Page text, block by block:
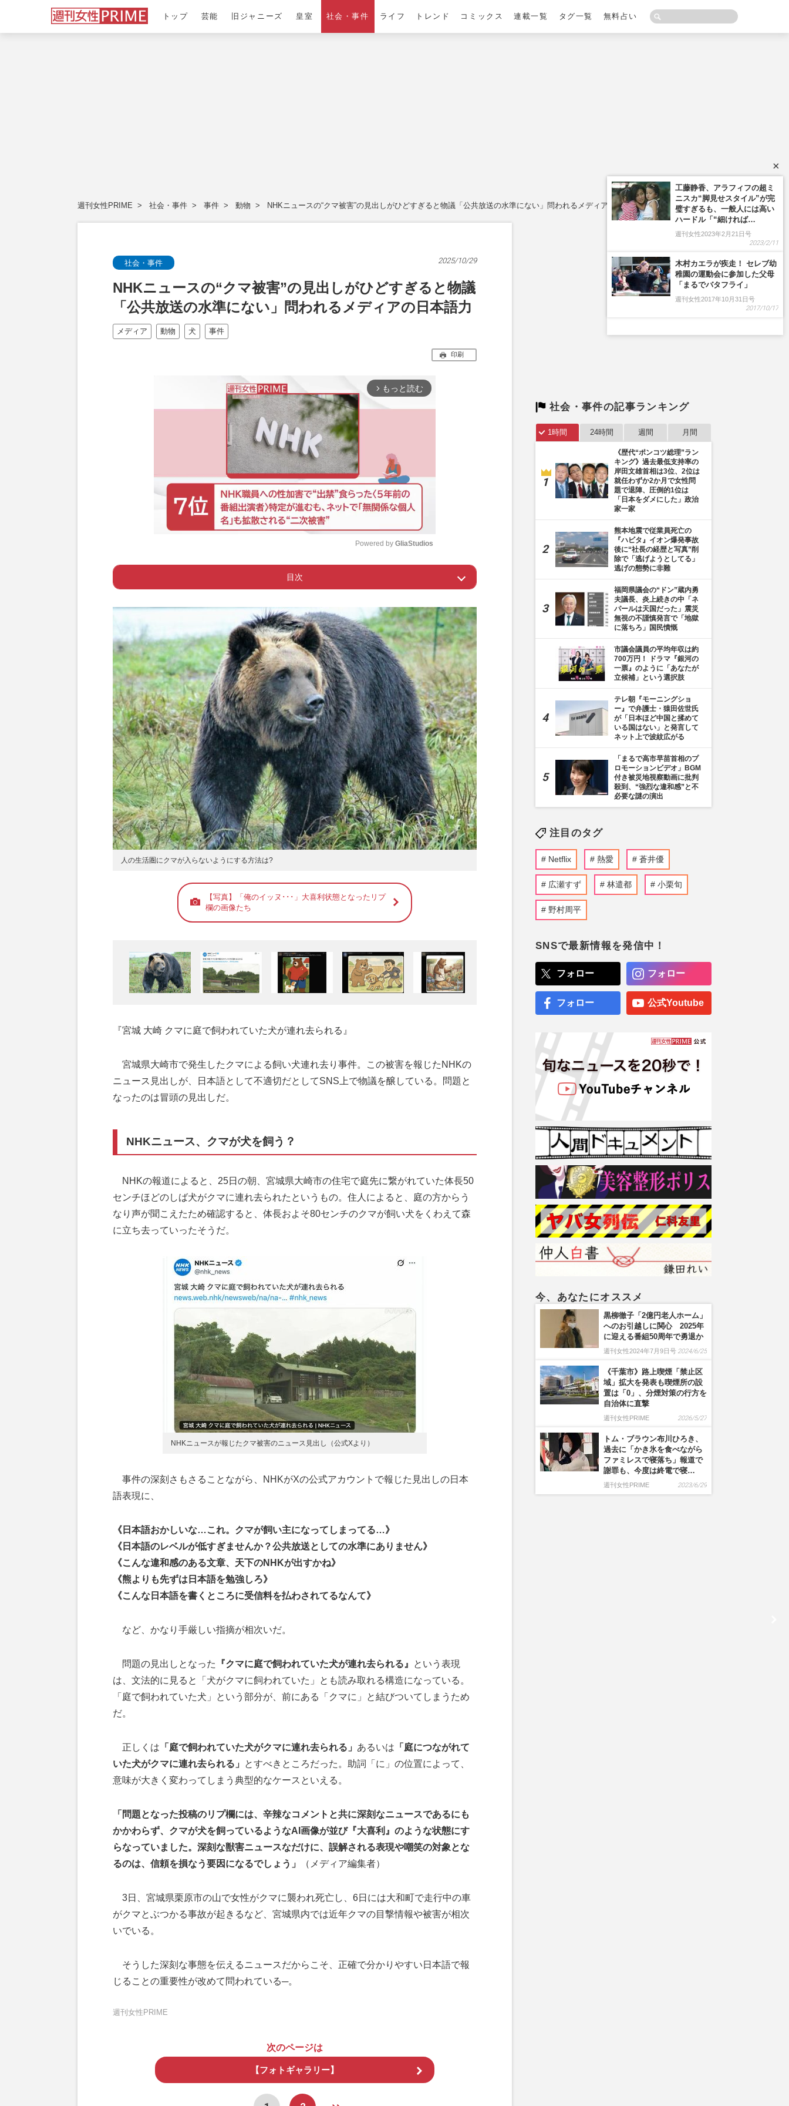
トップ 芸能 旧ジャニーズ 皇室 社会・事件 ライフ トレンド コミックス 連載一覧 タグ一覧 無料占い
週刊女性PRIME 社会・事件 事件 動物 NHKニュースの“クマ被害”の見出しがひどすぎると物議「公共放送の水準にない」問われるメディアの日本語力
社会・事件 2025/10/29
NHKニュースの“クマ被害”の見出しがひどすぎると物議
「公共放送の水準にない」問われるメディアの日本語力
メディア 動物 犬 事件
印刷
arrow_forward_ios もっと読む
t
e
Powered by GliaStudios
目次
Page 1 ー NHKニュース、クマが犬を飼う？
人の生活圏にクマが入らないようにする方法は?
【写真】「俺のイッヌ･･･」大喜利状態となったリプ
欄の画像たち
『宮城 大崎 クマに庭で飼われていた犬が連れ去られる』
宮城県大崎市で発生したクマによる飼い犬連れ去り事件。この被害を報じたNHKの
ニュース見出しが、日本語として不適切だとしてSNS上で物議を醸している。問題と
なったのは冒頭の見出しだ。
NHKニュース、クマが犬を飼う？
NHKの報道によると、25日の朝、宮城県大崎市の住宅で庭先に繋がれていた体長50
センチほどのしば犬がクマに連れ去られたというもの。住人によると、庭の方からう
なり声が聞こえたため確認すると、体長およそ80センチのクマが飼い犬をくわえて森
に立ち去っていったそうだ。
NHKニュースが報じたクマ被害のニュース見出し（公式Xより）
事件の深刻さもさることながら、NHKがXの公式アカウントで報じた見出しの日本
語表現に、
《日本語おかしいな…これ。クマが飼い主になってしまってる…》
《日本語のレベルが低すぎませんか？公共放送としての水準にありません》
《こんな違和感のある文章、天下のNHKが出すかね》
《熊よりも先ずは日本語を勉強しろ》
《こんな日本語を書くところに受信料を払わされてるなんて》
など、かなり手厳しい指摘が相次いだ。
問題の見出しとなった 『クマに庭で飼われていた犬が連れ去られる』
という表現
は、文法的に見ると「犬がクマに飼われていた」とも読み取れる構造になっている。
「庭で飼われていた犬」という部分が、前にある「クマに」と結びついてしまうため
だ。
正しくは 「庭で飼われていた犬がクマに連れ去られる」 あるいは 「庭につながれて
いた犬がクマに連れ去られる」
とすべきところだった。助詞「に」の位置によって、
意味が大きく変わってしまう典型的なケースといえる。
「問題となった投稿のリプ欄には、辛辣なコメントと共に深刻なニュースであるにも
かかわらず、クマが犬を飼っているようなAI画像が並び『大喜利』のような状態にす
らなっていました。深刻な獣害ニュースなだけに、誤解される表現や嘲笑の対象とな
るのは、信頼を損なう要因になるでしょう」
（メディア編集者）
3日、宮城県栗原市の山で女性がクマに襲われ死亡し、6日には大和町で走行中の車
がクマとぶつかる事故が起きるなど、宮城県内では近年クマの目撃情報や被害が相次
いでいる。
そうした深刻な事態を伝えるニュースだからこそ、正確で分かりやすい日本語で報
じることの重要性が改めて問われている─。
週刊女性PRIME
次のページは
【フォトギャラリー】
社会・事件の記事ランキング
1時間 24時間 週間 月間
《歴代“ポンコツ総理”ラン
キング》過去最低支持率の
岸田文雄首相は3位、2位は
就任わずか2か月で女性問
題で退陣、圧倒的1位は
「日本をダメにした」政治
家一家
熊本地震で従業員死亡の
『ハビタ』イオン爆発事故
後に“社長の経歴と写真”削
除で「逃げようとしてる」
逃げの態勢に非難
福岡県議会の“ドン”蔵内勇
夫議長、炎上続きの中「ネ
パールは天国だった」震災
無視の不謹慎発言で「地獄
に落ちろ」国民憤慨
市議会議員の平均年収は約
700万円！ ドラマ『銀河の
一票』のように「あなたが
立候補」という選択肢
テレ朝『モーニングショ
ー』で弁護士・猿田佐世氏
が「日本ほど中国と揉めて
いる国はない」と発言して
ネット上で波紋広がる
「まるで高市早苗首相のプ
ロモーションビデオ」BGM
付き被災地視察動画に批判
殺到、“強烈な違和感”と不
必要な謎の演出
注目のタグ
Netflix 熱愛 蒼井優
広瀬すず 林遣都 小栗旬
野村周平
SNSで最新情報を発信中！
フォロー フォロー
フォロー 公式Youtube
今、あなたにオススメ
黒柳徹子「2億円老人ホーム」
へのお引越しに関心 2025年
に迎える番組50周年で勇退か
週刊女性2024年7月9日号 2024/6/25
《千葉市》路上喫煙「禁止区
域」拡大を発表も喫煙所の設
置は「0」、分煙対策の行方を
自治体に直撃
週刊女性PRIME 2026/5/27
トム・ブラウン布川ひろき、
過去に「かき氷を食べながら
ファミレスで寝落ち」報道で
謝罪も、今度は終電で寝…
週刊女性PRIME 2023/6/29
×
工藤静香、アラフィフの超ミ
ニスカ“脚見せスタイル”が完
璧すぎるも、一般人には高い
ハードル「“細ければ…
週刊女性2023年2月21日号
2023/2/11
木村カエラが疾走！ セレブ幼
稚園の運動会に参加した父母
「まるでバタフライ」
週刊女性2017年10月31日号
2017/10/17